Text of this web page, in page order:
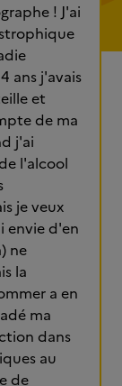
! J'ai
ans j'avais
et
de ma
j'ai
l'alcool
je veux
envie d'en
ne
la
a en
ma
dans
au
de